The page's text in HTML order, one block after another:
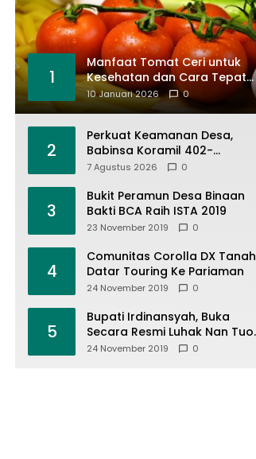
1
Manfaat Tomat Ceri untuk
Kesehatan dan Cara Tepat
Mengonsumsinya
10 Januari 2026 0
2
Perkuat Keamanan Desa,
Babinsa Koramil 402-
11/Tulung Selapan Patroli
Kayu Ara
7 Agustus 2026 0
3
Bukit Peramun Desa Binaan
Bakti BCA Raih ISTA 2019
23 November 2019 0
4
Comunitas Corolla DX Tanah
Datar Touring Ke Pariaman
24 November 2019 0
5
Bupati Irdinansyah, Buka
Secara Resmi Luhak Nan Tuo
Wirabraja Adventure Offroad
24 November 2019 0